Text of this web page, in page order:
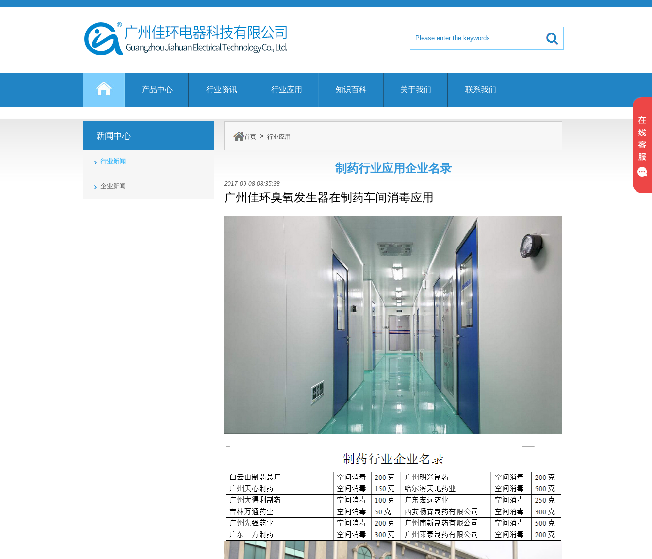
产品中心 行业资讯 行业应用 知识百科 关于我们 联系我们
新闻中心
行业新闻
企业新闻
首页 > 行业应用
制药行业应用企业名录
2017-09-08 08:35:38
广州佳环臭氧发生器在制药车间消毒应用